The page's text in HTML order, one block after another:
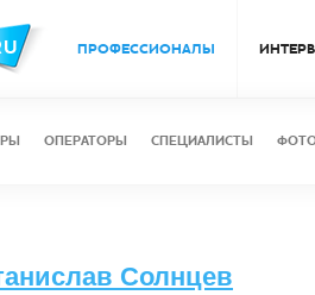
ПРОФЕССИОНАЛЫ
ОПЕРАТОРЫ СПЕЦИАЛИСТЫ
Солнцев